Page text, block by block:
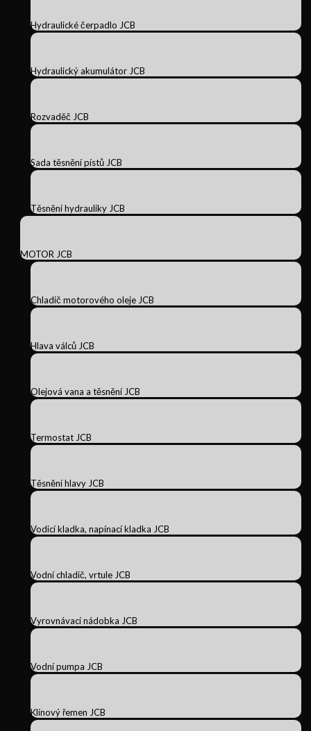
Hydraulické čerpadlo JCB
Hydraulický akumulátor JCB
Rozvaděč JCB
Sada těsnění pístů JCB
Těsnění hydrauliky JCB
MOTOR JCB
Chladič motorového oleje JCB
Hlava válců JCB
Olejová vana a těsnění JCB
Termostat JCB
Těsnění hlavy JCB
Vodicí kladka, napínací kladka JCB
Vodní chladič, vrtule JCB
Vyrovnávací nádobka JCB
Vodní pumpa JCB
Klínový řemen JCB